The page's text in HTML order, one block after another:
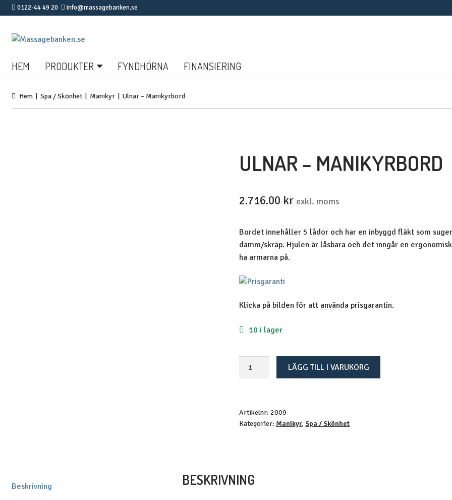
0122-44 49 20 info@massagebanken.se
Hoppa
Hoppa
HEM PRODUKTER FYNDHÖRNA FINANSIERING
Hem |Spa / Skönhet Manikyr | Ulnar – Manikyrbord
ULNAR – MANIKYRBORD
2.716.00 kr exkl. moms
Bordet innehåller 5 lådor och har en inbyggd fläkt som
damm/skräp. Hjulen är låsbara och det inngår en
ha armarna på.
Klicka på bilden för att använda prisgarantin.
10 i lager
LÄGG TILL I VARUKORG
Artikelnr:2009
Kategorier: Manikyr,Spa / Skönhet
Beskrivning BESKRIVNING